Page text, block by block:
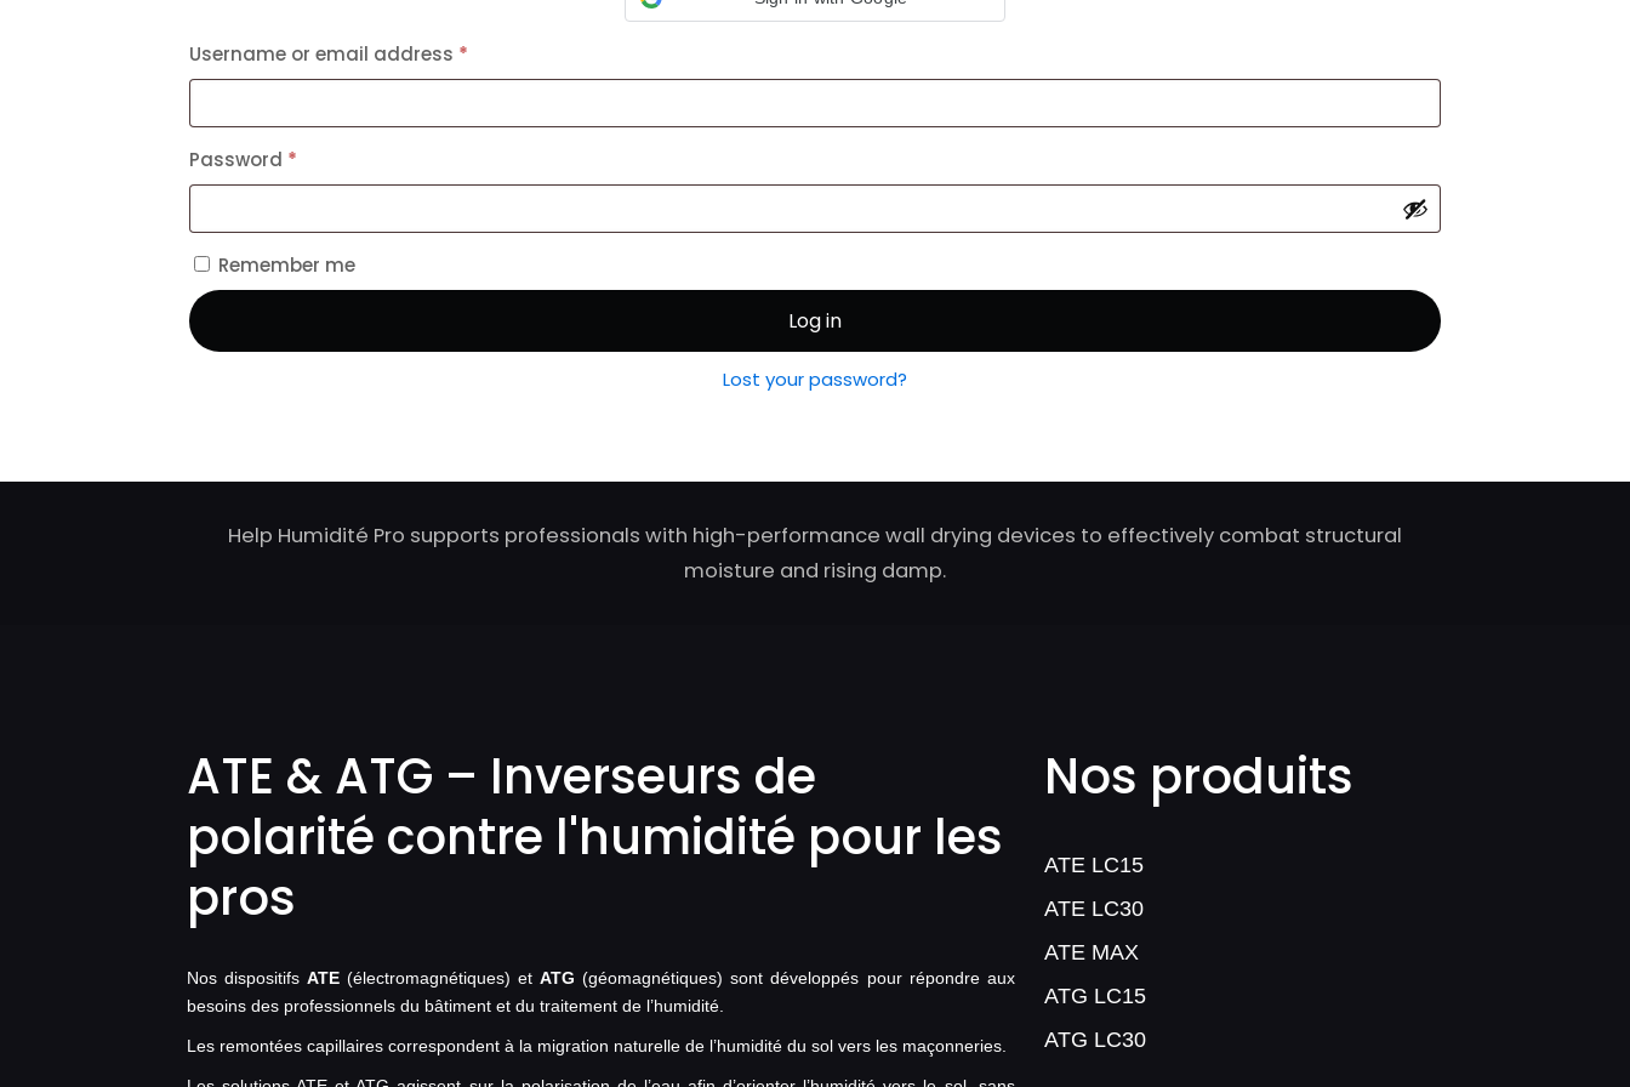
Username or email address *
Password *
Remember me
Log in
Lost your password?
Help Humidité Pro supports professionals with high-performance wall drying devices to effectively combat structural
moisture and rising damp.
ATE & ATG – Inverseurs de
polarité contre l'humidité pour les
pros
Nos dispositifsATE (électromagnétiques) etATG (géomagnétiques) sont développés pour répondre aux
besoins des professionnels du bâtiment et du traitement de l’humidité.
Les remontées capillaires correspondent à la migration naturelle de l’humidité du sol vers les maçonneries.
Nos produits
ATE LC15
ATE LC30
ATE MAX
ATG LC15
ATG LC30